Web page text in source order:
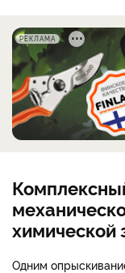
РЕКЛАМА
химической
Одним